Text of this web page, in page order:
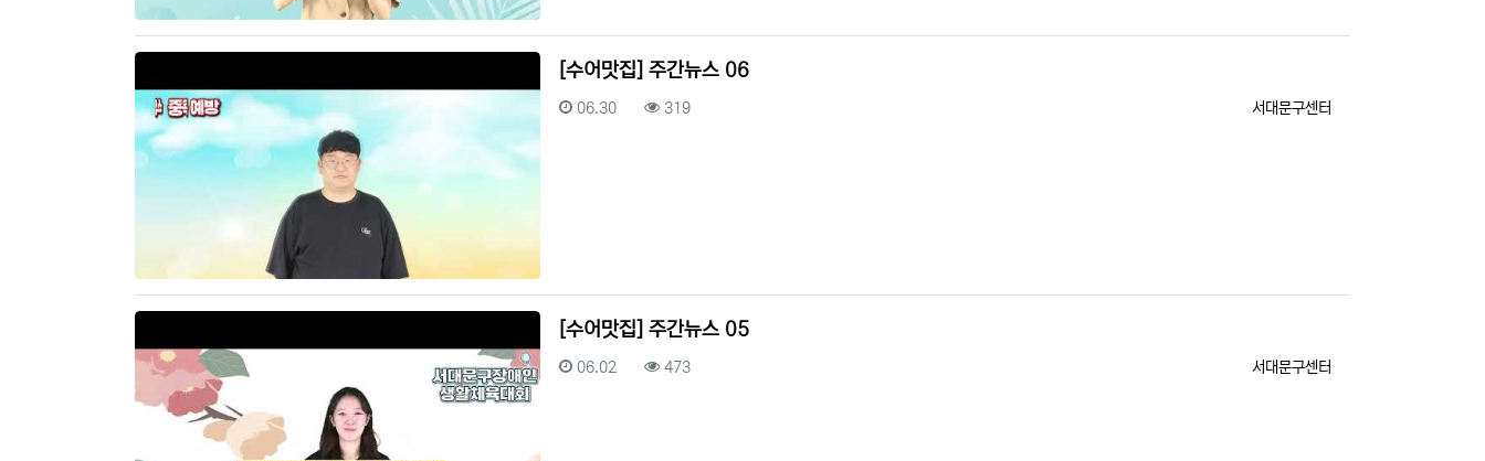
[수어맛집] 주간뉴스 06
등록자
서대문구센터
등록일
06.30 조회
319
[수어맛집] 주간뉴스 05
등록자
서대문구센터
등록일
06.02 조회
473